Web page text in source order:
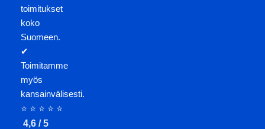
toimitukset
koko
Suomeen.
✔
Toimitamme
myös
kansainvälisesti.
⭐ ⭐ ⭐ ⭐ ⭐
4,6 / 5